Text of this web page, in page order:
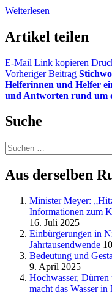
Weiterlesen
Artikel teilen
E-Mail Link kopieren
Vorheriger Beitrag
Helferinnen und Helfer
und Antworten rund um
Suche
Suchen
nach:
Aus derselben
Minister Meyer:
Informationen zum
16. Juli 2025
Einbürgerungen in
Jahrtausendwende
Bedeutung und
9. April 2025
Hochwasser, Dürren
macht das Wasser in